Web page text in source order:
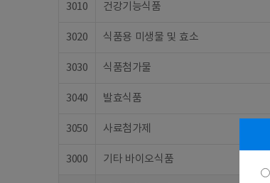
3010 건강기능식품
3020 식품용 미생물 및 효소
3030 식품첨가물
3040 발효식품
3050 사료첨가제
3000 기타 바이오식품